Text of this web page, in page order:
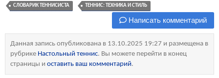
СЛОВАРИК ТЕННИСИСТА ТЕННИС: ТЕХНИКА И СТИЛЬ
Написать комментарий
Данная запись опубликована в 13.10.2025 19:27 и размещена в
рубрике Настольный теннис. Вы можете перейти в конец
страницы и оставить ваш комментарий.